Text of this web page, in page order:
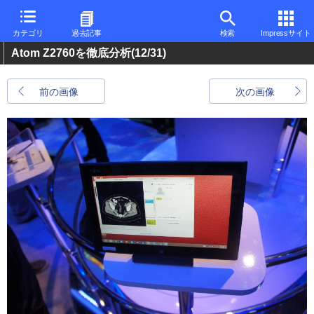
カテゴリ 過去記事 検索 Impressサイト
Atom Z2760を徹底分析(12/31)
前の画像 次の画像